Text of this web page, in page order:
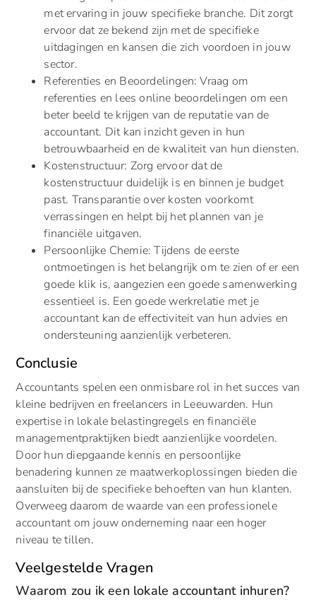
met ervaring in jouw specifieke branche. Dit zorgt
ervoor dat ze bekend zijn met de specifieke
uitdagingen en kansen die zich voordoen in jouw
sector.
Referenties en Beoordelingen: Vraag om
referenties en lees online beoordelingen om een
beter beeld te krijgen van de reputatie van de
accountant. Dit kan inzicht geven in hun
betrouwbaarheid en de kwaliteit van hun diensten.
Kostenstructuur: Zorg ervoor dat de
kostenstructuur duidelijk is en binnen je budget
past. Transparantie over kosten voorkomt
verrassingen en helpt bij het plannen van je
financiële uitgaven.
Persoonlijke Chemie: Tijdens de eerste
ontmoetingen is het belangrijk om te zien of er een
goede klik is, aangezien een goede samenwerking
essentieel is. Een goede werkrelatie met je
accountant kan de effectiviteit van hun advies en
ondersteuning aanzienlijk verbeteren.
Conclusie
Accountants spelen een onmisbare rol in het succes van
kleine bedrijven en freelancers in Leeuwarden. Hun
expertise in lokale belastingregels en financiële
managementpraktijken biedt aanzienlijke voordelen.
Door hun diepgaande kennis en persoonlijke
benadering kunnen ze maatwerkoplossingen bieden die
aansluiten bij de specifieke behoeften van hun klanten.
Overweeg daarom de waarde van een professionele
accountant om jouw onderneming naar een hoger
niveau te tillen.
Veelgestelde Vragen
Waarom zou ik een lokale accountant inhuren?